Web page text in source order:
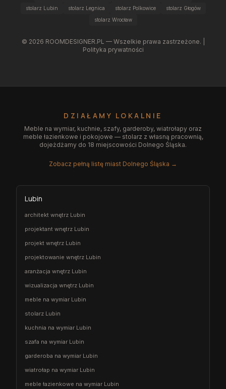
stolarz Lubin
stolarz Legnica stolarz Polkowice
stolarz Głogów
stolarz Wrocław
© 2026 ROOMDESIGNER.PL — Wszelkie prawa zastrzeżone. |
Polityka prywatności
DZIAŁAMY LOKALNIE
Meble na wymiar, kuchnie, szafy, garderoby, wiatrołapy oraz
meble łazienkowe i pokojowe — stolarz z własną pracownią,
dojeżdżamy do 18 miejscowości Dolnego Śląska.
Zobacz pełną listę miast Dolnego Śląska →
Lubin
architekt wnętrz Lubin
projektant wnętrz Lubin
projekt wnętrz Lubin
projektowanie wnętrz Lubin
aranżacja wnętrz Lubin
wizualizacja wnętrz Lubin
meble na wymiar Lubin
stolarz Lubin
kuchnia na wymiar Lubin
szafa na wymiar Lubin
garderoba na wymiar Lubin
wiatrołap na wymiar Lubin
meble łazienkowe na wymiar Lubin